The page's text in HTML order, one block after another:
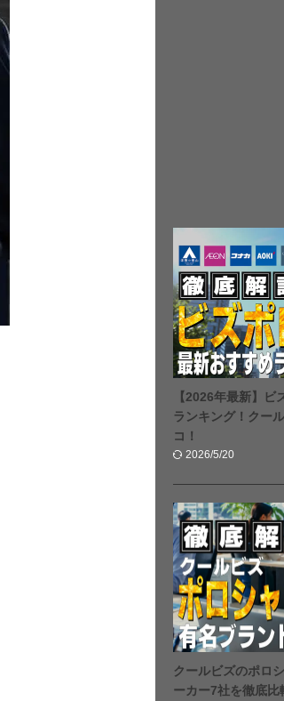
【2026年最新】
ランキング！クー
コ！
2026/5/20
クールビズのポロ
ーカー7社を徹底比